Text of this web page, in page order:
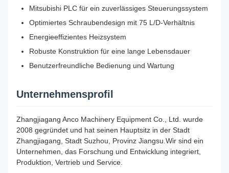
Mitsubishi PLC für ein zuverlässiges Steuerungssystem
Optimiertes Schraubendesign mit 75 L/D-Verhältnis
Energieeffizientes Heizsystem
Robuste Konstruktion für eine lange Lebensdauer
Benutzerfreundliche Bedienung und Wartung
Unternehmensprofil
Zhangjiagang Anco Machinery Equipment Co., Ltd. wurde
2008 gegründet und hat seinen Hauptsitz in der Stadt
Zhangjiagang, Stadt Suzhou, Provinz Jiangsu.Wir sind ein
Unternehmen, das Forschung und Entwicklung integriert,
Produktion, Vertrieb und Service.